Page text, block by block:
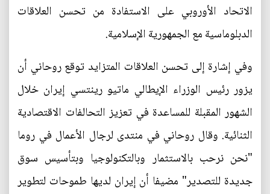
الاتحاد الأوروبي على الاستفادة من تحسن العلاقات
الدبلوماسية مع الجمهورية الإسلامية.
وفي إشارة إلى تحسن العلاقات المتزايد توقع روحاني أن
يزور رئيس الوزراء الإيطالي ماتيو رينتسي إيران خلال
الشهور المقبلة للمساعدة في تعزيز التحالفات الاقتصادية
الثنائية. وقال روحاني في منتدى لرجال الأعمال في روما
"نحن نرحب بالاستثمار وبالتكنولوجيا وبتأسيس سوق
جديدة للتصدير" مضيفا أن إيران لديها طموحات لتطوير